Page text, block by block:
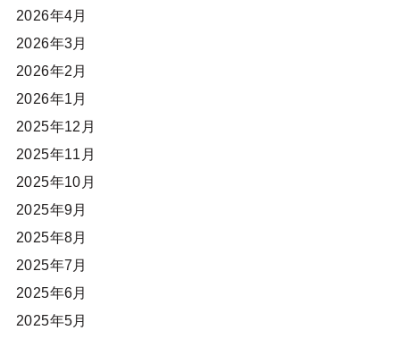
2026年4月
2026年3月
2026年2月
2026年1月
2025年12月
2025年11月
2025年10月
2025年9月
2025年8月
2025年7月
2025年6月
2025年5月